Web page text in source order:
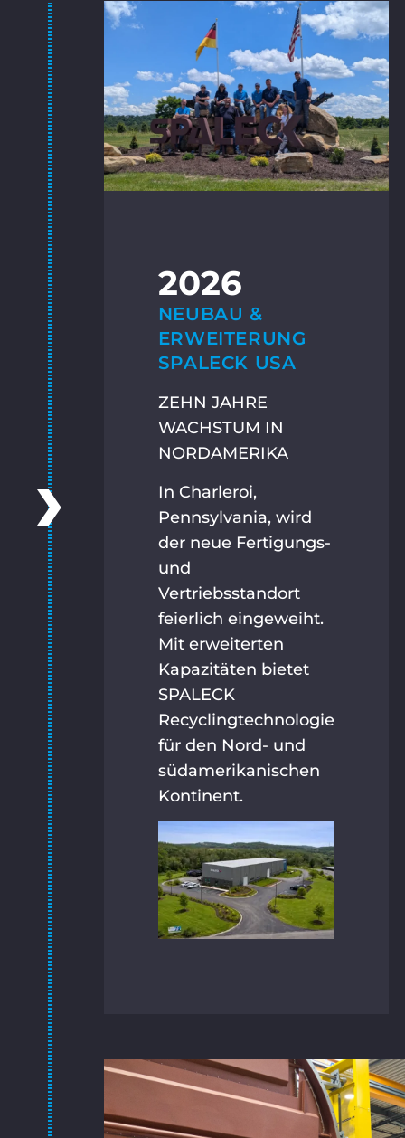
2026
NEUBAU &
ERWEITERUNG
SPALECK USA
ZEHN JAHRE
WACHSTUM IN
NORDAMERIKA
In Charleroi,
Pennsylvania, wird
der neue Fertigungs-
und
Vertriebsstandort
feierlich eingeweiht.
Mit erweiterten
Kapazitäten bietet
SPALECK
Recyclingtechnologie
für den Nord- und
südamerikanischen
Kontinent.